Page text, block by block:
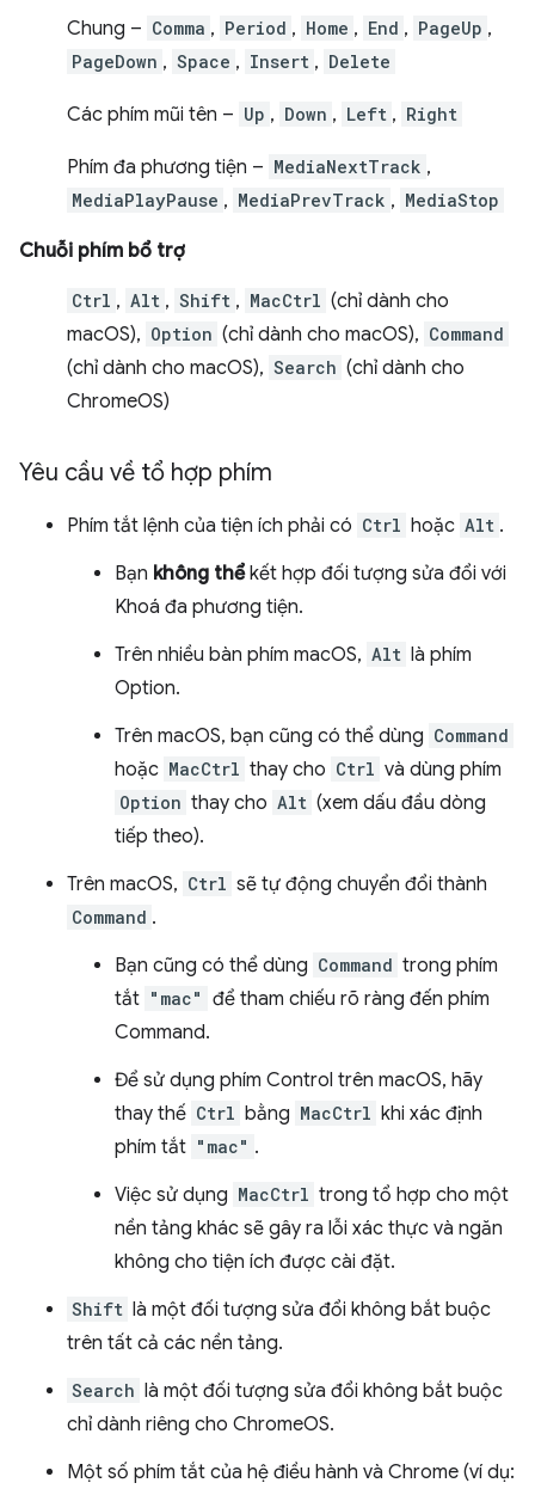
Chung – Comma , Period , Home , End , PageUp ,
PageDown , Space , Insert , Delete
Các phím mũi tên – Up , Down , Left , Right
Phím đa phương tiện – MediaNextTrack ,
MediaPlayPause , MediaPrevTrack , MediaStop
Chuỗi phím bổ trợ
Ctrl , Alt , Shift , MacCtrl (chỉ dành cho
macOS), Option (chỉ dành cho macOS), Command
(chỉ dành cho macOS), Search (chỉ dành cho
ChromeOS)
Yêu cầu về tổ hợp phím
Phím tắt lệnh của tiện ích phải có Ctrl hoặc Alt .
Bạn không thểkết hợp đối tượng sửa đổi với
Khoá đa phương tiện.
Trên nhiều bàn phím macOS, Alt là phím
Option.
Trên macOS, bạn cũng có thể dùng Command
hoặc MacCtrl thay cho Ctrl và dùng phím
Option thay cho Alt (xem dấu đầu dòng
tiếp theo).
Trên macOS, Ctrl sẽ tự động chuyển đổi thành
Command .
Bạn cũng có thể dùng Command trong phím
tắt "mac" để tham chiếu rõ ràng đến phím
Command.
Để sử dụng phím Control trên macOS, hãy
thay thế Ctrl bằng MacCtrl khi xác định
phím tắt "mac" .
Việc sử dụng MacCtrl trong tổ hợp cho một
nền tảng khác sẽ gây ra lỗi xác thực và ngăn
không cho tiện ích được cài đặt.
Shift là một đối tượng sửa đổi không bắt buộc
trên tất cả các nền tảng.
Search là một đối tượng sửa đổi không bắt buộc
chỉ dành riêng cho ChromeOS.
Một số phím tắt của hệ điều hành và Chrome (ví dụ: